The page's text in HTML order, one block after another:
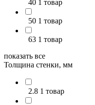
40 1 товар
50 1 товар
63 1 товар
показать все
Толщина стенки, мм
2.8 1 товар